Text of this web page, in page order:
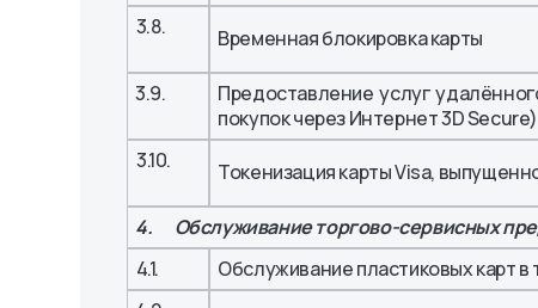
3.8. Временная блокировка карты
3.9.
Предоставление услуг
покупок через Интернет 3D Secure)
3.10. Токенизация карты Visa,
4. Обслуживание торгово-сервисных
4.1.
Обслуживание пластиковых карт в